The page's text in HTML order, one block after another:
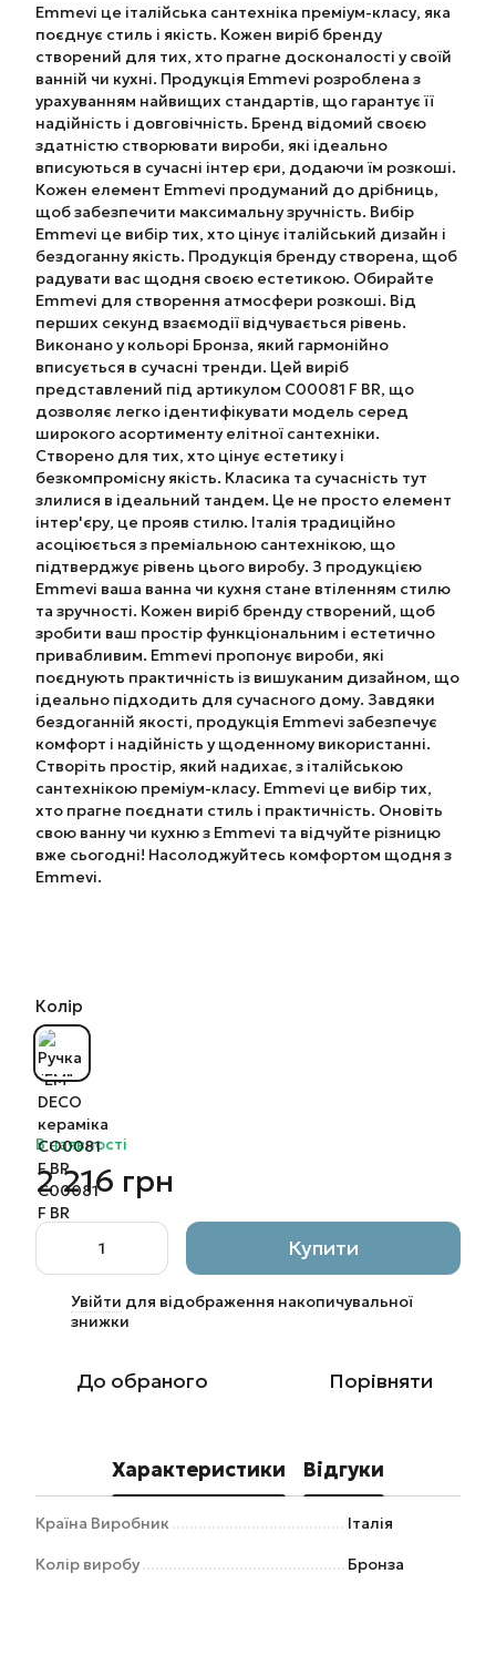
Emmevi це італійська сантехніка преміум-класу, яка
поєднує стиль і якість. Кожен виріб бренду
створений для тих, хто прагне досконалості у своїй
ванній чи кухні. Продукція Emmevi розроблена з
урахуванням найвищих стандартів, що гарантує її
надійність і довговічність. Бренд відомий своєю
здатністю створювати вироби, які ідеально
вписуються в сучасні інтер єри, додаючи їм розкоші.
Кожен елемент Emmevi продуманий до дрібниць,
щоб забезпечити максимальну зручність. Вибір
Emmevi це вибір тих, хто цінує італійський дизайн і
бездоганну якість. Продукція бренду створена, щоб
радувати вас щодня своєю естетикою. Обирайте
Emmevi для створення атмосфери розкоші. Від
перших секунд взаємодії відчувається рівень.
Виконано у кольорі Бронза, який гармонійно
вписується в сучасні тренди. Цей виріб
представлений під артикулом C00081 F BR, що
дозволяє легко ідентифікувати модель серед
широкого асортименту елітної сантехніки.
Створено для тих, хто цінує естетику і
безкомпромісну якість. Класика та сучасність тут
злилися в ідеальний тандем. Це не просто елемент
інтер'єру, це прояв стилю. Італія традиційно
асоціюється з преміальною сантехнікою, що
підтверджує рівень цього виробу. З продукцією
Emmevi ваша ванна чи кухня стане втіленням стилю
та зручності. Кожен виріб бренду створений, щоб
зробити ваш простір функціональним і естетично
привабливим. Emmevi пропонує вироби, які
поєднують практичність із вишуканим дизайном, що
ідеально підходить для сучасного дому. Завдяки
бездоганній якості, продукція Emmevi забезпечує
комфорт і надійність у щоденному використанні.
Створіть простір, який надихає, з італійською
сантехнікою преміум-класу. Emmevi це вибір тих,
хто прагне поєднати стиль і практичність. Оновіть
свою ванну чи кухню з Emmevi та відчуйте різницю
вже сьогодні! Насолоджуйтесь комфортом щодня з
Emmevi.
Колір
В наявності
2 216 грн
Купити
Увійти для відображення накопичувальної
знижки
До обраного Порівняти
Характеристики Відгуки
Країна Виробник Італія
Колір виробу Бронза